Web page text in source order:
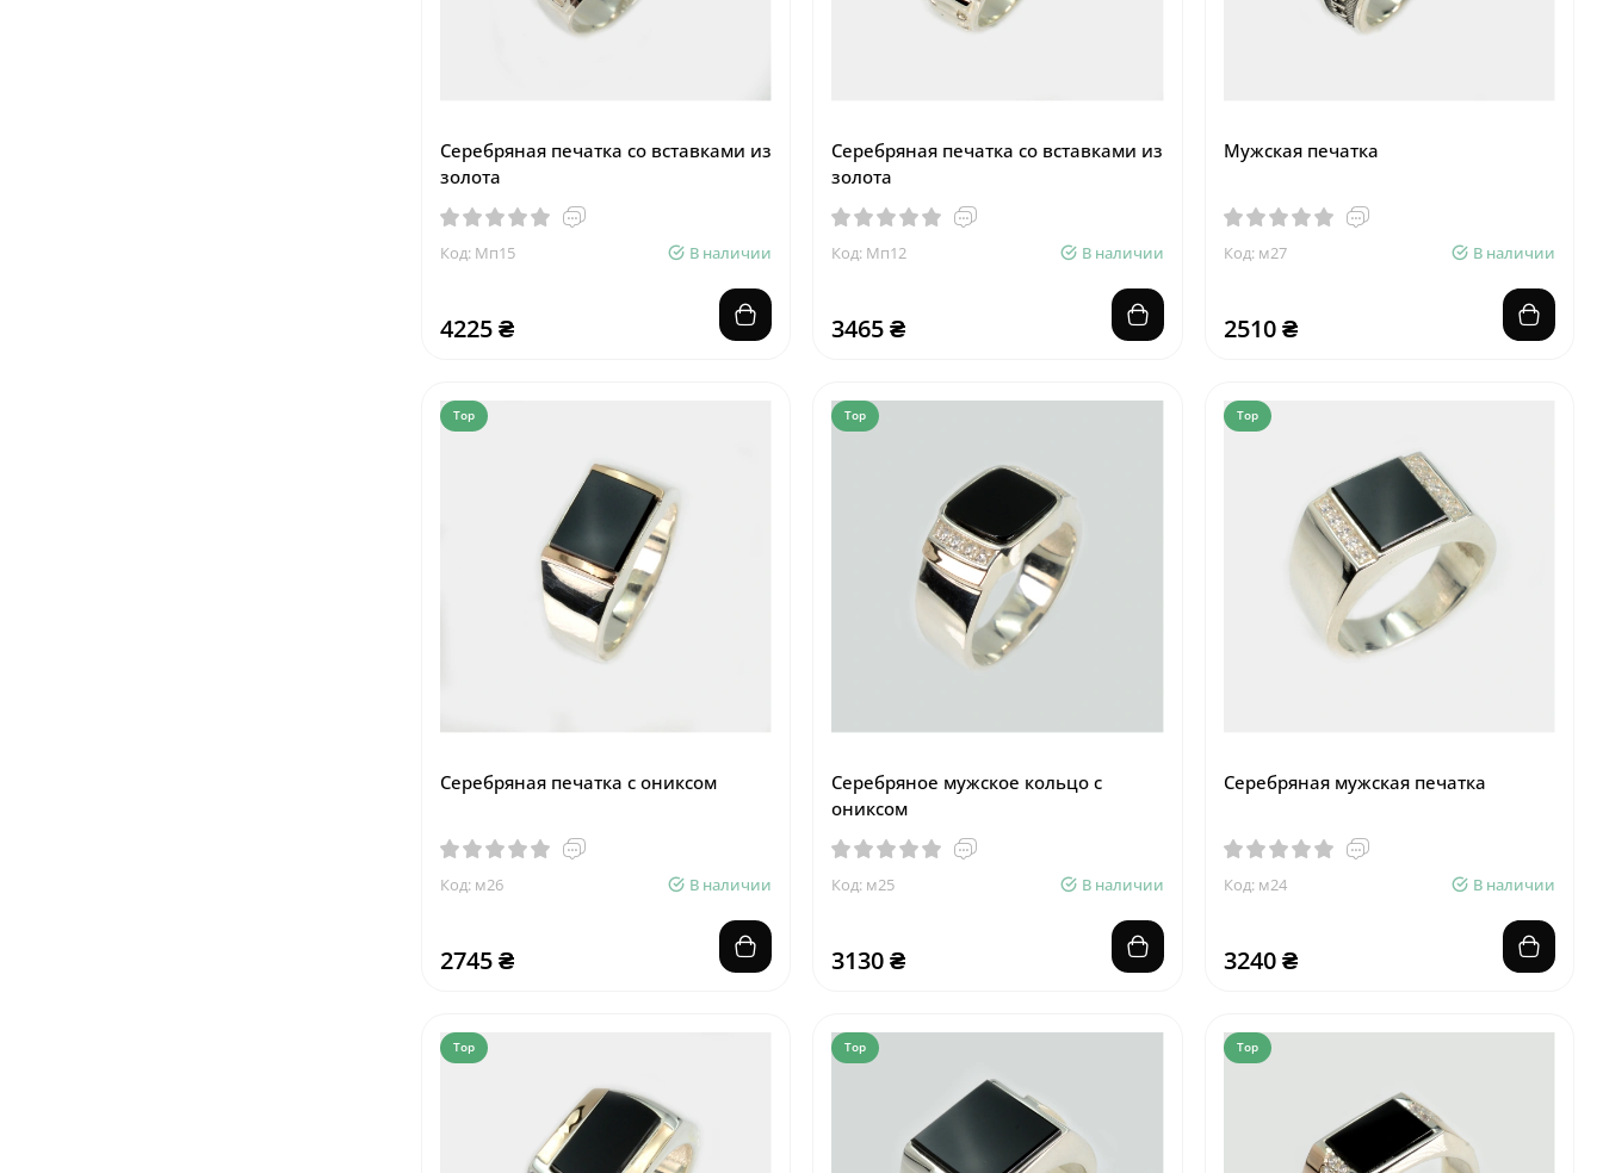
Серебряная печатка со вставками из
золота
Код: Мп15 В наличии
4225 ₴
Серебряная печатка со вставками из
золота
Код: Мп12 В наличии
3465 ₴
Мужская печатка
Код: м27 В наличии
2510 ₴
Top
Серебряная печатка с ониксом
Код: м26 В наличии
2745 ₴
Top
Серебряное мужское кольцо с
ониксом
Код: м25 В наличии
3130 ₴
Top
Серебряная мужская печатка
Код: м24 В наличии
3240 ₴
Top Top Top